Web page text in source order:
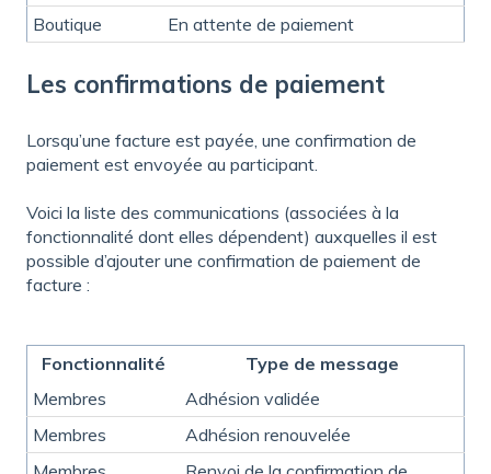
Boutique En attente de paiement
Les confirmations de paiement
Lorsqu’une facture est payée, une confirmation de
paiement est envoyée au participant.
Voici la liste des communications (associées à la
fonctionnalité dont elles dépendent) auxquelles il est
possible d’ajouter une confirmation de paiement de
facture :
Fonctionnalité
Type de message
Membres
Adhésion validée
Membres
Adhésion renouvelée